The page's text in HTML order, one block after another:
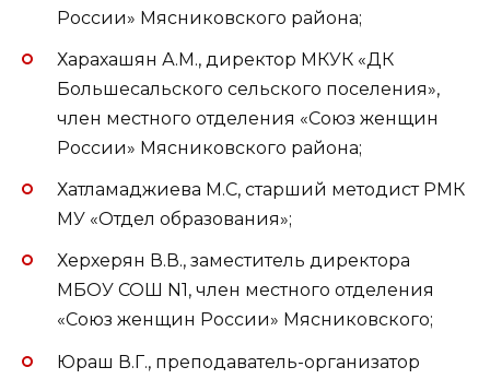
России» Мясниковского района;
Харахашян А.М., директор МКУК «ДК
Большесальского сельского поселения»,
член местного отделения «Союз женщин
России» Мясниковского района;
Хатламаджиева М.С, старший методист РМК
МУ «Отдел образования»;
Херхерян В.В., заместитель директора
МБОУ СОШ N1, член местного отделения
«Союз женщин России» Мясниковского;
Юраш В.Г., преподаватель-организатор